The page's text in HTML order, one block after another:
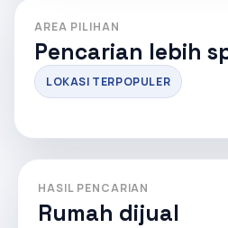
AREA PILIHAN
Pencarian lebih
LOKASI TERPOPULER
HASIL PENCARIAN
Rumah dijual